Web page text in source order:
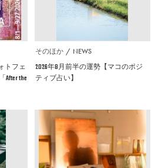
トフェ
After the
そのほか NEWS
2026年8月前半の運勢【マコのポジ
ティブ占い】